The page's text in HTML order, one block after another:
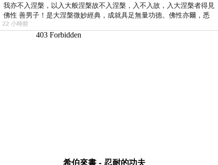
我亦不入涅槃，以入大般涅槃故不入涅槃，入不入故，入大涅槃者得見
佛性 善男子！是大涅槃微妙經典，成就具足無量功德。佛性亦爾，悉
22 小時前
希伯來書 - 忍耐的功夫